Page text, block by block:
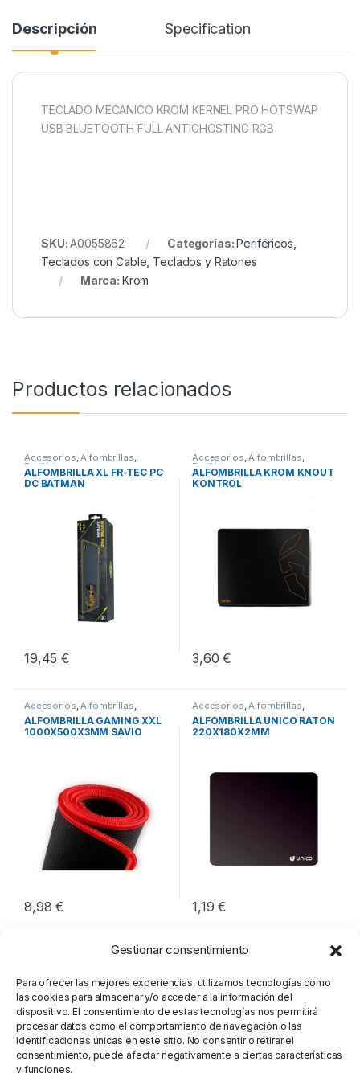
Gestionar consentimiento
Para ofrecer las mejores experiencias, utilizamos tecnologías como
las cookies para almacenar y/o acceder a la información del
dispositivo. El consentimiento de estas tecnologías nos permitirá
procesar datos como el comportamiento de navegación o las
identificaciones únicas en este sitio. No consentir o retirar el
consentimiento, puede afectar negativamente a ciertas características
y funciones.
Descripción Specification
TECLADO MECANICO KROM KERNEL PRO HOTSWAP
USB BLUETOOTH FULL ANTIGHOSTING RGB
SKU:A0055862 Categorías:Periféricos
Teclados con Cable Teclados y Ratones
Marca: Krom
Productos relacionados
Accesorios,Alfombrillas,
Periféricos
ALFOMBRILLA XL FR-TEC PC
DC BATMAN
19,45€
Accesorios,Alfombrillas,
Periféricos
ALFOMBRILLA KROM KNOUT
KONTROL
3,60€
Accesorios,Alfombrillas,
Periféricos
ALFOMBRILLA GAMING XXL
1000X500X3MM SAVIO
8,98€
Accesorios,Alfombrillas,
Periféricos
ALFOMBRILLA UNICO RATON
220X180X2MM
1,19€